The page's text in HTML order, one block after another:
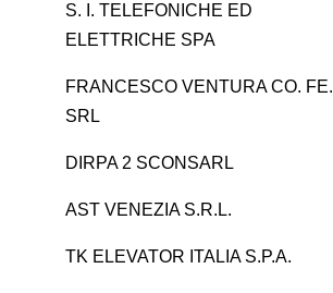
S. I. TELEFONICHE ED
ELETTRICHE SPA
FRANCESCO VENTURA CO. FE.
SRL
DIRPA 2 SCONSARL
AST VENEZIA S.R.L.
TK ELEVATOR ITALIA S.P.A.